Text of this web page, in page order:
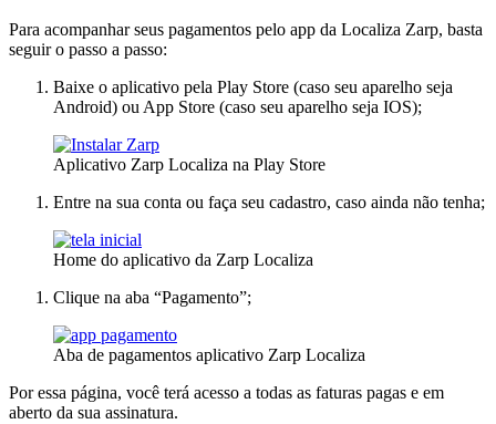
Para acompanhar seus pagamentos pelo app da Localiza Zarp, basta
seguir o passo a passo:
Baixe o aplicativo pela Play Store (caso seu aparelho seja
Android) ou App Store (caso seu aparelho seja IOS);
Aplicativo Zarp Localiza na Play Store
Entre na sua conta ou faça seu cadastro, caso ainda não tenha;
Home do aplicativo da Zarp Localiza
Clique na aba “Pagamento”;
Aba de pagamentos aplicativo Zarp Localiza
Por essa página, você terá acesso a todas as faturas pagas e em
aberto da sua assinatura.